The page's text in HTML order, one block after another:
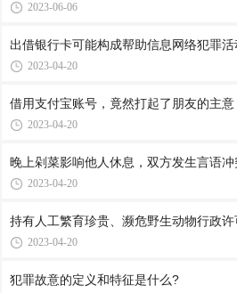
2023-06-06
出借银行卡可能构成帮助信息网络犯罪活
2023-04-20
借用支付宝账号，竟然打起了朋友的主意
2023-04-20
晚上剁菜影响他人休息，双方发生言语冲
2023-04-20
持有人工繁育珍贵、濒危野生动物行政许
2023-04-20
犯罪故意的定义和特征是什么?